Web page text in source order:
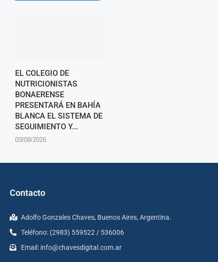
EL COLEGIO DE
NUTRICIONISTAS
BONAERENSE
PRESENTARÁ EN BAHÍA
BLANCA EL SISTEMA DE
SEGUIMIENTO Y...
03/08/2026
Contacto
Adolfo Gonzales Chaves, Buenos Aires, Argentina.
Teléfono: (2983) 559522 / 536006
Email: info@chavesdigital.com.ar